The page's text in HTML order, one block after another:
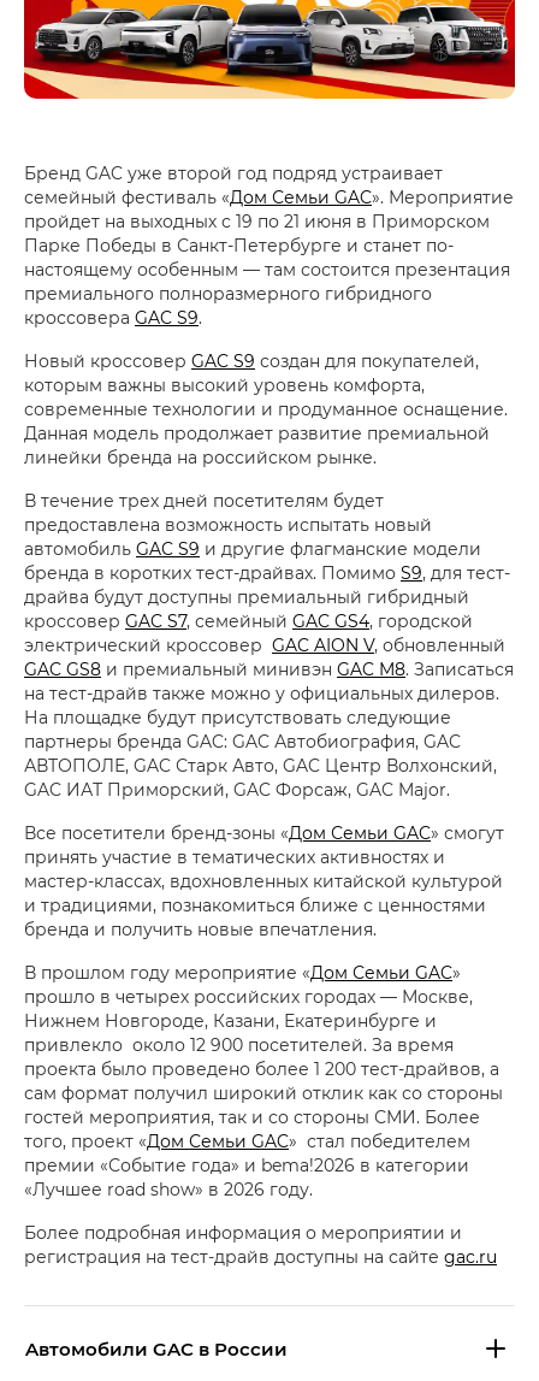
Бренд GAC уже второй год подряд устраивает
семейный фестиваль «Дом Семьи GAC». Мероприятие
пройдет на выходных с 19 по 21 июня в Приморском
Парке Победы в Санкт-Петербурге и станет по-
настоящему особенным — там состоится презентация
премиального полноразмерного гибридного
кроссовера GAC S9.
Новый кроссовер GAC S9 создан для покупателей,
которым важны высокий уровень комфорта,
современные технологии и продуманное оснащение.
Данная модель продолжает развитие премиальной
линейки бренда на российском рынке.
В течение трех дней посетителям будет
предоставлена возможность испытать новый
автомобиль GAC S9 и другие флагманские модели
бренда в коротких тест-драйвах. Помимо S9, для тест-
драйва будут доступны премиальный гибридный
кроссовер GAC S7, семейный GAC GS4, городской
электрический кроссовер GAC AION V, обновленный
GAC GS8 и премиальный минивэн GAC M8. Записаться
на тест-драйв также можно у официальных дилеров.
На площадке будут присутствовать следующие
партнеры бренда GAC: GAC Автобиография, GAC
АВТОПОЛЕ, GAC Старк Авто, GAC Центр Волхонский,
GAC ИАТ Приморский, GAC Форсаж, GAC Major.
Все посетители бренд-зоны «Дом Семьи GAC» смогут
принять участие в тематических активностях и
мастер-классах, вдохновленных китайской культурой
и традициями, познакомиться ближе с ценностями
бренда и получить новые впечатления.
В прошлом году мероприятие «Дом Семьи GAC»
прошло в четырех российских городах — Москве,
Нижнем Новгороде, Казани, Екатеринбурге и
привлекло около 12 900 посетителей. За время
проекта было проведено более 1 200 тест-драйвов, а
сам формат получил широкий отклик как со стороны
гостей мероприятия, так и со стороны СМИ. Более
того, проект «Дом Семьи GAC» стал победителем
премии «Событие года» и bema!2026 в категории
«Лучшее road show» в 2026 году.
Более подробная информация о мероприятии и
регистрация на тест-драйв доступны на сайте gac.ru
Aвтомобили GAC в России